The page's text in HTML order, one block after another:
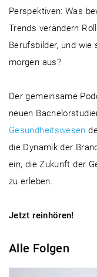
Perspektiven: Was
Trends verändern
Berufsbilder, und
morgen aus?
Der gemeinsame
neuen
Gesundheitswesen
die Dynamik der
ein, die Zukunft der
zu erleben.
Jetzt reinhören!
Alle Folgen